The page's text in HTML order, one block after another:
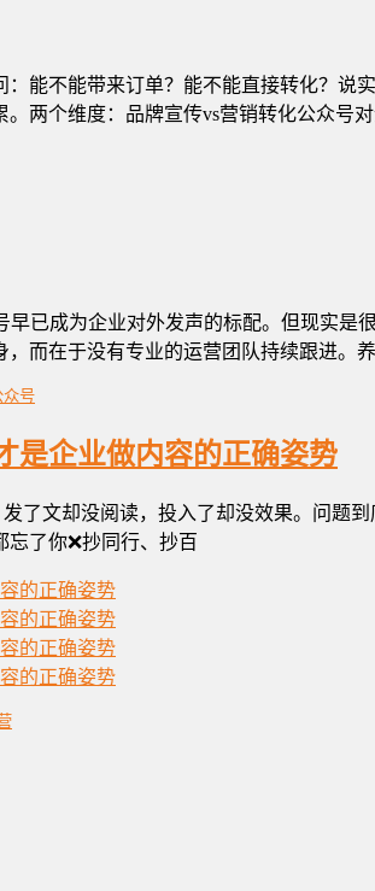
能不能带来订单？能不能直接转化？说
两个维度：品牌宣传vs营销转化公众号
已成为企业对外发声的标配。但现实
而在于没有专业的运营团队持续跟进。
众号
是企业做内容的正确姿势
文却没阅读，投入了却没效果。问题
了你❌抄同行、抄百